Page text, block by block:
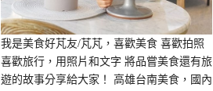
我是美食好芃友/芃芃，喜歡美食 喜歡拍照
喜歡旅行，用照片和文字 將品嘗美食還有旅
遊的故事分享給大家！ 高雄台南美食，國內